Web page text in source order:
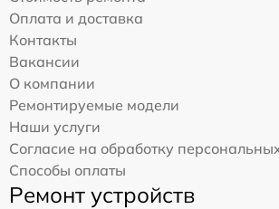
Оплата и доставка
Контакты
Вакансии
О компании
Ремонтируемые модели
Наши услуги
Согласие на обработку
Способы оплаты
Ремонт устройств